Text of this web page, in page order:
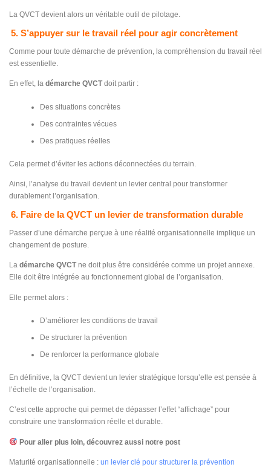
La QVCT devient alors un véritable outil de pilotage.
5. S’appuyer sur le travail réel pour agir concrètement
Comme pour toute démarche de prévention, la compréhension du travail réel
est essentielle.
En effet, la démarche QVCTdoit partir :
Des situations concrètes
Des contraintes vécues
Des pratiques réelles
Cela permet d’éviter les actions déconnectées du terrain.
Ainsi, l’analyse du travail devient un levier central pour transformer
durablement l’organisation.
6. Faire de la QVCT un levier de transformation durable
Passer d’une démarche perçue à une réalité organisationnelle implique un
changement de posture.
La démarche QVCTne doit plus être considérée comme un projet annexe.
Elle doit être intégrée au fonctionnement global de l’organisation.
Elle permet alors :
D’améliorer les conditions de travail
De structurer la prévention
De renforcer la performance globale
En définitive, la QVCT devient un levier stratégique lorsqu’elle est pensée à
l’échelle de l’organisation.
C’est cette approche qui permet de dépasser l’effet “affichage” pour
construire une transformation réelle et durable.
Pour aller plus loin, découvrez aussi notre post
Maturité organisationnelle : un levier clé pour structurer la prévention